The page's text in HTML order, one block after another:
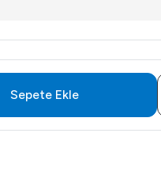
Sepete Ekle